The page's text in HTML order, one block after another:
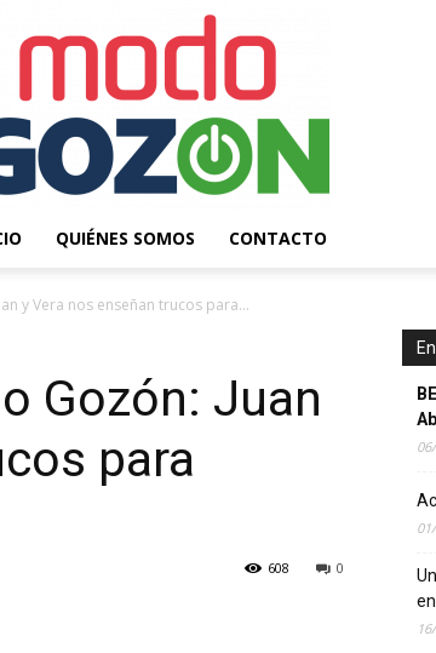
QUIÉNES SOMOS CONTACTO
y Vera nos enseñan trucos para...
Gozón: Juan
para
0
608